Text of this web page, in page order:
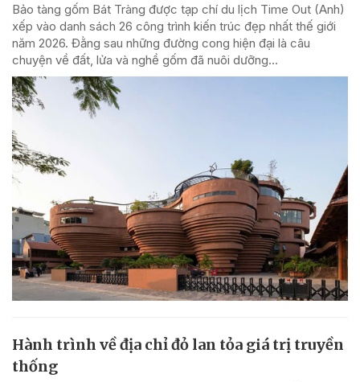
Bảo tàng gốm Bát Tràng được tạp chí du lịch Time Out (Anh)
xếp vào danh sách 26 công trình kiến trúc đẹp nhất thế giới
năm 2026. Đằng sau những đường cong hiện đại là câu
chuyện về đất, lửa và nghề gốm đã nuôi dưỡng...
Hành trình về địa chỉ đỏ lan tỏa giá trị truyền
thống